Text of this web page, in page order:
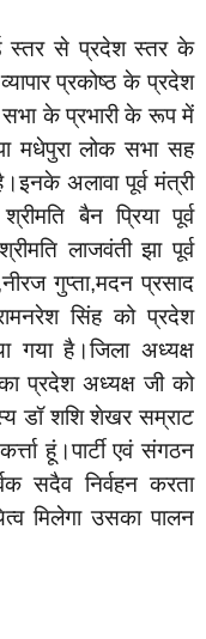
स्तर से प्रदेश स्तर के
प्रकोष्ठ के प्रदेश
के प्रभारी के रूप में
मधेपुरा लोक सभा सह
अलावा पूर्व मंत्री
बैन प्रिया पूर्व
लाजवंती झा पूर्व
गुप्ता,मदन प्रसाद
सिंह को प्रदेश
गया है।जिला अध्यक्ष
का प्रदेश अध्यक्ष जी को
डॉ शशि शेखर सम्राट
हूं।पार्टी एवं संगठन
सदैव निर्वहन करता
मिलेगा उसका पालन